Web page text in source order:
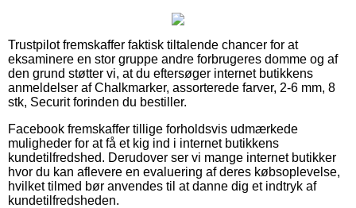
Trustpilot fremskaffer faktisk tiltalende chancer for at
eksaminere en stor gruppe andre forbrugeres domme og af
den grund støtter vi, at du eftersøger internet butikkens
anmeldelser af Chalkmarker, assorterede farver, 2-6 mm, 8
stk, Securit forinden du bestiller.
Facebook fremskaffer tillige forholdsvis udmærkede
muligheder for at få et kig ind i internet butikkens
kundetilfredshed. Derudover ser vi mange internet butikker
hvor du kan aflevere en evaluering af deres købsoplevelse,
hvilket tilmed bør anvendes til at danne dig et indtryk af
kundetilfredsheden.